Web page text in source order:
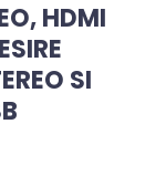
HDMI
SI